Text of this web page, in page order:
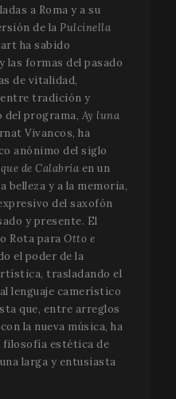
a Roma y a su
de la Pulcinella
ha sabido
formas del pasado
de vitalidad,
tradición y
del programa, Ay luna
Vivancos, ha
anónimo del siglo
de Calabria en un
belleza y a la memoria,
del saxofón
y presente. El
Rota para Otto e
el poder de la
trasladando el
lenguaje camerístico
que, entre arreglos
la nueva música, ha
filosofía estética de
larga y entusiasta